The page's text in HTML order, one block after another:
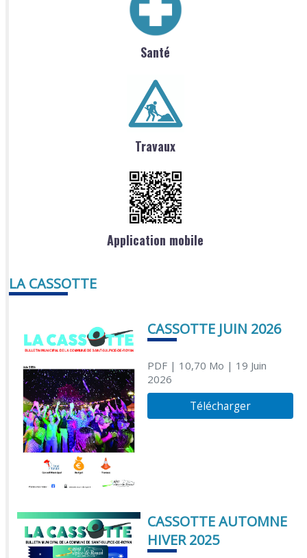
Santé
Travaux
Application mobile
LA CASSOTTE
CASSOTTE JUIN 2026
PDF| 10,70 Mo | 19 Juin
2026
Télécharger
CASSOTTE AUTOMNE
HIVER 2025